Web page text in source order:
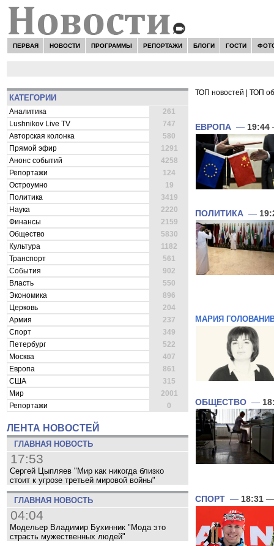
ПЕРВАЯ НОВОСТИ ПРОГРАММЫ РЕПОРТАЖИ БЛОГИ ГОСТИ
КАТЕГОРИИ
Аналитика
261
Lushnikov Live TV
747
Авторская колонка
580
Прямой эфир
1291
Анонс событий
4258
Репортажи
124
Остроумно
19
Политика
3419
Наука
2220
Финансы
2159
Общество
5830
Культура
1182
Транспорт
561
События
902
Власть
550
Экономика
896
Церковь
204
Армия
237
Спорт
349
Петербург
522
Москва
407
Европа
861
США
315
Мир
2001
Репортажи
0
ЛЕНТА НОВОСТЕЙ
ГЛАВНАЯ НОВОСТЬ
17:53
Сергей Цыпляев "Мир как никогда близко
стоит к угрозе третьей мировой войны"
ГЛАВНАЯ НОВОСТЬ
04:04
Модельер Владимир Бухинник "Мода это
страсть мужественных людей"
ТОП новостей ТОП
ЕВРОПА — 19:44
ПОЛИТИКА —
МАРИЯ
ОБЩЕСТВО —
СПОРТ — 18:31 —